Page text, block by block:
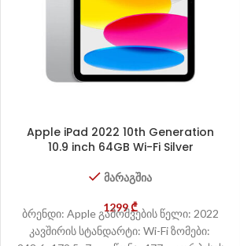
Apple iPad 2022 10th Generation
10.9 inch 64GB Wi-Fi Silver
მარაგშია
1299₾
ბრენდი: Apple გამოშვების წელი: 2022
კავშირის სტანდარტი: Wi-Fi ზომები: